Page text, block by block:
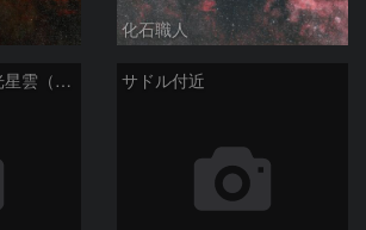
化石職人
はくちょう座の散光星雲（１００ｍｍ） サドル付近